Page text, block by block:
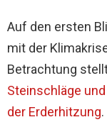
Auf den ersten
mit der
Betrachtung
Steinschläge
der Erderhitzung